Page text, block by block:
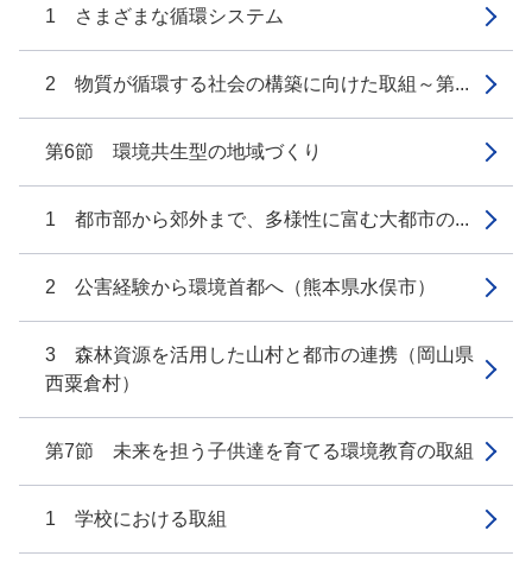
1 さまざまな循環システム
2 物質が循環する社会の構築に向けた取組～第...
第6節 環境共生型の地域づくり
1 都市部から郊外まで、多様性に富む大都市の...
2 公害経験から環境首都へ（熊本県水俣市）
3 森林資源を活用した山村と都市の連携（岡山県
西粟倉村）
第7節 未来を担う子供達を育てる環境教育の取組
1 学校における取組